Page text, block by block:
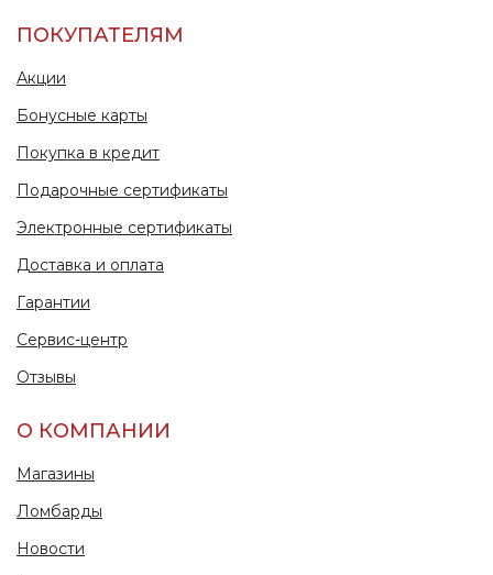
ПОКУПАТЕЛЯМ
Акции
Бонусные карты
Покупка в кредит
Подарочные сертификаты
Электронные сертификаты
Доставка и оплата
Гарантии
Сервис-центр
Отзывы
О КОМПАНИИ
Магазины
Ломбарды
Новости